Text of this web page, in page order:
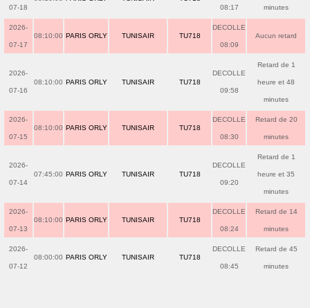
07-18 08:17 minutes
2026-
07-17
08:10:00 PARIS ORLY TUNISAIR TU718
DECOLLE
08:09
Aucun retard
2026-
07-16
08:10:00 PARIS ORLY TUNISAIR TU718
DECOLLE
09:58
Retard de 1
heure et 48
minutes
2026-
07-15
08:10:00 PARIS ORLY TUNISAIR TU718
DECOLLE
08:30
Retard de 20
minutes
2026-
07-14
07:45:00 PARIS ORLY TUNISAIR TU718
DECOLLE
09:20
Retard de 1
heure et 35
minutes
2026-
07-13
08:10:00 PARIS ORLY TUNISAIR TU718
DECOLLE
08:24
Retard de 14
minutes
2026-
07-12
08:00:00 PARIS ORLY TUNISAIR TU718
DECOLLE
08:45
Retard de 45
minutes